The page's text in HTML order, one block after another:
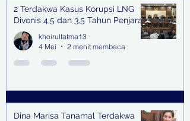
2 Terdakwa Kasus Korupsi LNG
Divonis 4,5 dan 3,5 Tahun Penjara
khoirulfatma13
4 Mei
2 menit membaca
Dina Marisa Tanamal Terdakwa